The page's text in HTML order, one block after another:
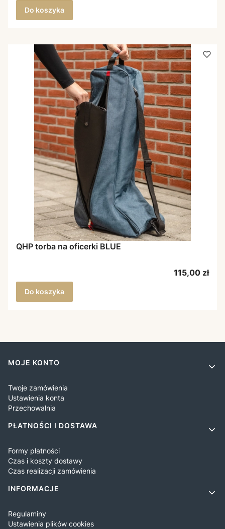
Do koszyka
QHP torba na oficerki BLUE
Cena
115,00 zł
Do koszyka
Linki w stopce
MOJE KONTO
Twoje zamówienia
Ustawienia konta
Przechowalnia
PŁATNOŚCI I DOSTAWA
Formy płatności
Czas i koszty dostawy
Czas realizacji zamówienia
INFORMACJE
Regulaminy
Ustawienia plików cookies